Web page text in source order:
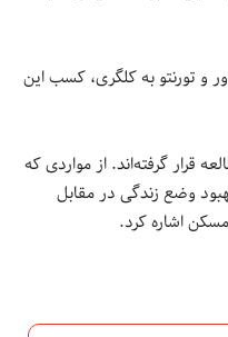
و تورنتو به کلگری، کسب این
قرار گرفته‌اند. از مواردی که
وضع زندگی در مقابل
اشاره کرد.